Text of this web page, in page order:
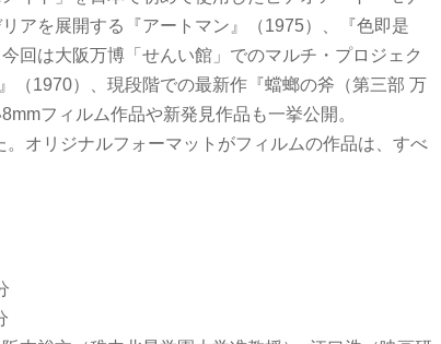
アを展開する『アートマン』（1975）、『色即是
回は大阪万博「せんい館」でのマルチ・プロジェク
（1970）、現段階での最新作『蟷螂の斧（第三部 万
フィルム作品や新発見作品も一挙公開。
オリジナルフォーマットがフィルムの作品は、すべ